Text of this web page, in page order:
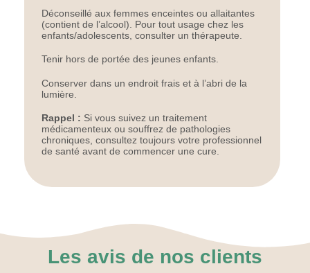
Déconseillé aux femmes enceintes ou allaitantes
(contient de l’alcool). Pour tout usage chez les
enfants/adolescents, consulter un thérapeute.
Tenir hors de portée des jeunes enfants.
Conserver dans un endroit frais et à l’abri de la
lumière.
Rappel : Si vous suivez un traitement
médicamenteux ou souffrez de pathologies
chroniques, consultez toujours votre professionnel
de santé avant de commencer une cure.
Les avis de nos clients